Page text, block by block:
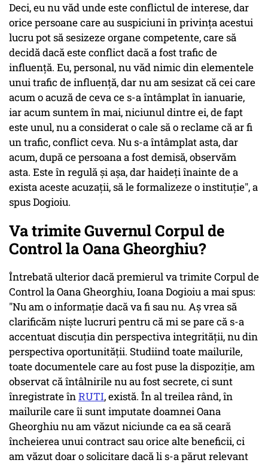
Deci, eu nu văd unde este conflictul de interese, dar
orice persoane care au suspiciuni în privința acestui
lucru pot să sesizeze organe competente, care să
decidă dacă este conflict dacă a fost trafic de
influență. Eu, personal, nu văd nimic din elementele
unui trafic de influență, dar nu am sesizat că cei care
acum o acuză de ceva ce s-a întâmplat în ianuarie,
iar acum suntem în mai, niciunul dintre ei, de fapt
este unul, nu a considerat o cale să o reclame că ar fi
un trafic, conflict ceva. Nu s-a întâmplat asta, dar
acum, după ce persoana a fost demisă, observăm
asta. Este în regulă și așa, dar haideți înainte de a
exista aceste acuzații, să le formalizeze o instituție", a
spus Dogioiu.
Va trimite Guvernul Corpul de
Control la Oana Gheorghiu?
Întrebată ulterior dacă premierul va trimite Corpul de
Control la Oana Gheorghiu, Ioana Dogioiu a mai spus:
"Nu am o informație dacă va fi sau nu. Aș vrea să
clarificăm niște lucruri pentru că mi se pare că s-a
accentuat discuția din perspectiva integrității, nu din
perspectiva oportunității. Studiind toate mailurile,
toate documentele care au fost puse la dispoziție, am
observat că întâlnirile nu au fost secrete, ci sunt
înregistrate înRUTI, există. În al treilea rând, în
mailurile care îi sunt imputate doamnei Oana
Gheorghiu nu am văzut niciunde ca ea să ceară
încheierea unui contract sau orice alte beneficii, ci
am văzut doar o solicitare dacă li s-a părut relevant